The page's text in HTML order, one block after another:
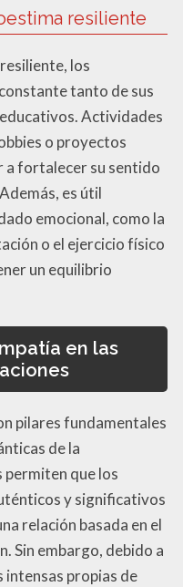
resiliente
los
tanto de sus
Actividades
o proyectos
a fortalecer su sentido
es útil
emocional, como la
o el ejercicio físico
un equilibrio
en las
pilares fundamentales
de la
permiten que los
y significativos
relación basada en el
Sin embargo, debido a
intensas propias de